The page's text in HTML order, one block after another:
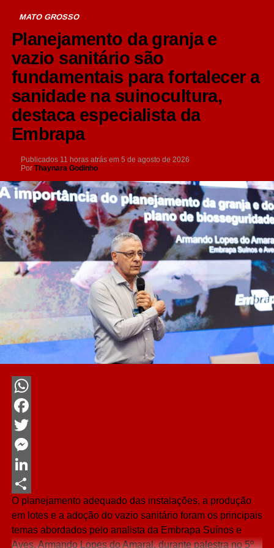
MATO GROSSO
Planejamento da granja e
vazio sanitário são
fundamentais para fortalecer a
sanidade na suinocultura,
destaca especialista da
Embrapa
Publicados 11 horas atrás em 5 de agosto de 2026
Por Thaynara Godinho
WhatsApp
Facebook
Twitter
Messenger
LinkedIn
Share
O planejamento adequado das instalações, a produção
em lotes e a adoção do vazio sanitário foram os principais
temas abordados pelo analista da Embrapa Suínos e
Aves, Armando Lopes do Amaral, durante palestra no 5º